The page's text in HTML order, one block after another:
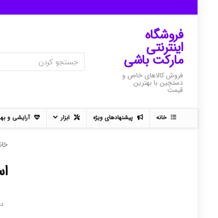
فروشگاه
اینترنتی
مارکت باشی
فروش کالاهای خاص و
دستچین با بهترین
قیمت
خانه پیشنهادهای ویژه ابزار آرایشی و